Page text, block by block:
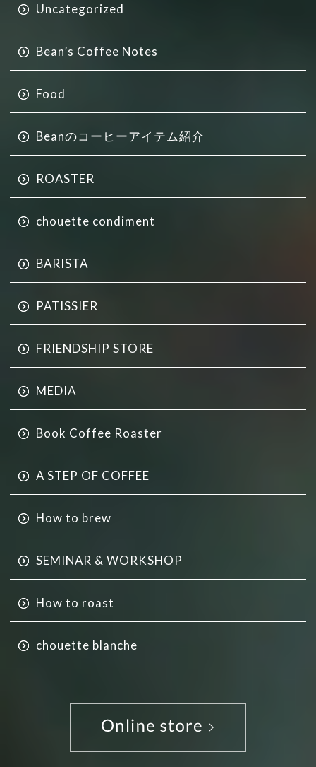
Uncategorized
Bean’s Coffee Notes
Food
Beanのコーヒーアイテム紹介
ROASTER
chouette condiment
BARISTA
PATISSIER
FRIENDSHIP STORE
MEDIA
Book Coffee Roaster
A STEP OF COFFEE
How to brew
SEMINAR & WORKSHOP
How to roast
chouette blanche